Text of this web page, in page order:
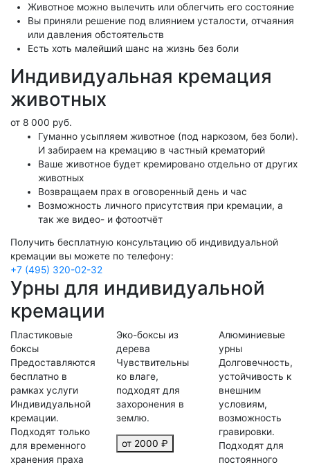
Животное можно вылечить или облегчить его состояние
Вы приняли решение под влиянием усталости, отчаяния
или давления обстоятельств
Есть хоть малейший шанс на жизнь без боли
Индивидуальная кремация
животных
от 8 000 руб.
Гуманно усыпляем животное (под наркозом, без боли).
И забираем на кремацию в частный крематорий
Ваше животное будет кремировано отдельно от других
животных
Возвращаем прах в оговоренный день и час
Возможность личного присутствия при кремации, а
так же видео- и фотоотчёт
Получить бесплатную консультацию об индивидуальной
кремации вы можете по телефону:
+7 (495) 320-02-32
Урны для индивидуальной
кремации
Пластиковые
боксы
Предоставляются
бесплатно в
рамках услуги
Индивидуальной
кремации.
Подходят только
для временного
хранения праха
Эко-боксы из
дерева
Чувствительны
ко влаге,
подходят для
захоронения в
землю.
от 2000 ₽
Алюминиевые
урны
Долговечность,
устойчивость к
внешним
условиям,
возможность
гравировки.
Подходят для
постоянного